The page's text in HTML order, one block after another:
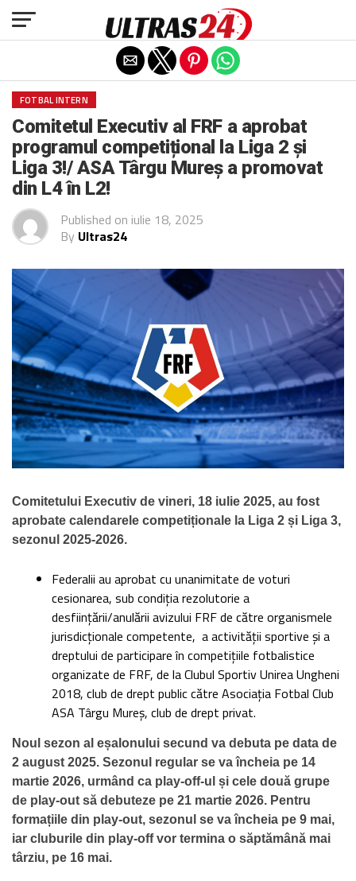
FOTBAL INTERN
Comitetul Executiv al FRF a aprobat
programul competițional la Liga 2 și
Liga 3!/ ASA Târgu Mureș a promovat
din L4 în L2!
Published on iulie 18, 2025
By Ultras24
Comitetului Executiv de vineri, 18 iulie 2025, au fost
aprobate calendarele competiționale la Liga 2 și Liga 3,
sezonul 2025-2026.
Federalii au aprobat cu unanimitate de voturi
cesionarea, sub condiția rezolutorie a
desființării/anulării avizului FRF de către organismele
jurisdicționale competente, a activității sportive și a
dreptului de participare în competițiile fotbalistice
organizate de FRF, de la Clubul Sportiv Unirea Ungheni
2018, club de drept public către Asociația Fotbal Club
ASA Târgu Mureș, club de drept privat.
Noul sezon al eșalonului secund va debuta pe data de
2 august 2025. Sezonul regular se va încheia pe 14
martie 2026, urmând ca play-off-ul și cele două grupe
de play-out să debuteze pe 21 martie 2026. Pentru
formațiile din play-out, sezonul se va încheia pe 9 mai,
iar cluburile din play-off vor termina o săptămână mai
târziu, pe 16 mai.
Exit mobile version